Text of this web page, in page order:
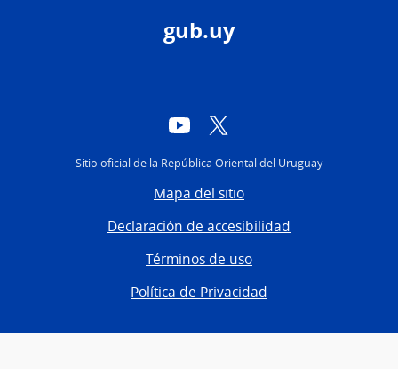
gub.uy
YouTube
Sitio oficial de la República Oriental del Uruguay
Mapa del sitio
Declaración de accesibilidad
Términos de uso
Política de Privacidad